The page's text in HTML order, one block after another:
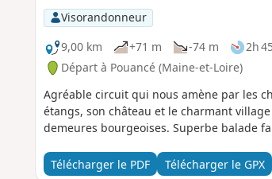
Visorandonneur
9,00 km
+71 m -74 m 2h 45
Départ à Pouancé (Maine-et-Loire)
Agréable circuit qui nous amène par les
étangs, son château et le charmant
demeures bourgeoises. Superbe balade
Télécharger le PDF Télécharger le GPX